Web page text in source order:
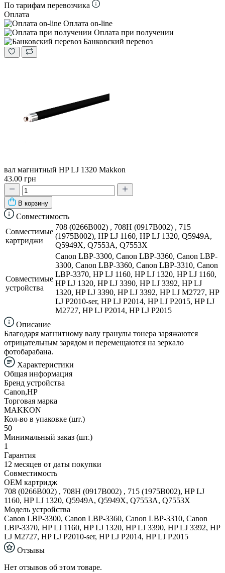
По тарифам перевозчика
Оплата
Оплата on-line
Оплата при получении
Банковский перевоз
вал магнитный HP LJ 1320 Makkon
43.00 грн
В корзину
Совместимость
Совместимые
картриджи
708 (0266B002) , 708H (0917B002) , 715
(1975B002), HP LJ 1160, HP LJ 1320, Q5949A,
Q5949X, Q7553A, Q7553X
Совместимые
устройства
Canon LBP-3300, Canon LBP-3360, Canon LBP-
3300, Canon LBP-3360, Canon LBP-3310, Canon
LBP-3370, HP LJ 1160, HP LJ 1320, HP LJ 1160,
HP LJ 1320, HP LJ 3390, HP LJ 3392, HP LJ
1320, HP LJ 3390, HP LJ 3392, HP LJ M2727, HP
LJ P2010-ser, HP LJ P2014, HP LJ P2015, HP LJ
M2727, HP LJ P2014, HP LJ P2015
Описание
Благодаря магнитному валу гранулы тонера заряжаются
отрицательным зарядом и перемещаются на зеркало
фотобарабана.
Характеристики
Общая информация
Бренд устройства
Canon,HP
Торговая марка
MAKKON
Кол-во в упаковке (шт.)
50
Минимальный заказ (шт.)
1
Гарантия
12 месяцев от даты покупки
Совместимость
ОЕМ картридж
708 (0266B002) , 708H (0917B002) , 715 (1975B002), HP LJ
1160, HP LJ 1320, Q5949A, Q5949X, Q7553A, Q7553X
Модель устройства
Canon LBP-3300, Canon LBP-3360, Canon LBP-3310, Canon
LBP-3370, HP LJ 1160, HP LJ 1320, HP LJ 3390, HP LJ 3392, HP
LJ M2727, HP LJ P2010-ser, HP LJ P2014, HP LJ P2015
Отзывы
Нет отзывов об этом товаре.